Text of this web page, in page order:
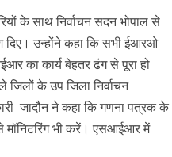
के साथ निर्वाचन सदन भोपाल से
दिए। उन्होंने कहा कि सभी ईआरओ
का कार्य बेहतर ढंग से पूरा हो
के उप जिला निर्वाचन
जादौन ने कहा कि गणना पत्रक के
मॉनिटरिंग भी करें। एसआईआर में